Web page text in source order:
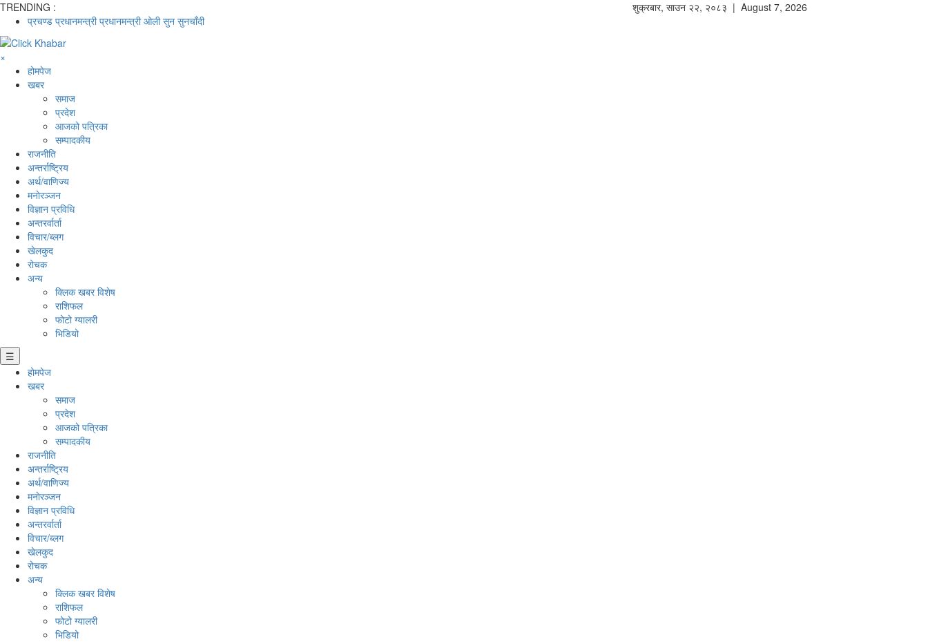
TRENDING :
प्रचण्ड प्रधानमन्त्री प्रधानमन्त्री ओली सुन सुनचाँदी
शुक्रबार, साउन २२, २०८३ | August 7, 2026
×
होमपेज
खबर
समाज
प्रदेश
आजको पत्रिका
सम्पादकीय
राजनीति
अन्तर्राष्ट्रिय
अर्थ/वाणिज्य
मनाेरञ्जन
विज्ञान प्रविधि
अन्तरर्वार्ता
विचार/ब्लग
खेलकुद
रोचक
अन्य
क्लिक खबर विशेष
राशिफल
फोटो ग्यालरी
भिडियो
☰
होमपेज
खबर
समाज
प्रदेश
आजको पत्रिका
सम्पादकीय
राजनीति
अन्तर्राष्ट्रिय
अर्थ/वाणिज्य
मनाेरञ्जन
विज्ञान प्रविधि
अन्तरर्वार्ता
विचार/ब्लग
खेलकुद
रोचक
अन्य
क्लिक खबर विशेष
राशिफल
फोटो ग्यालरी
भिडियो